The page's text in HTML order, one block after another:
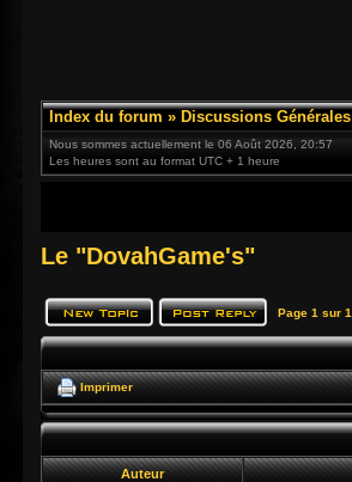
Index du forum » Discussions Générales
Nous sommes actuellement le 06 Août 2026, 20:57
Les heures sont au format UTC + 1 heure
Le "DovahGame's"
Page 1 sur 1
Imprimer
Auteur